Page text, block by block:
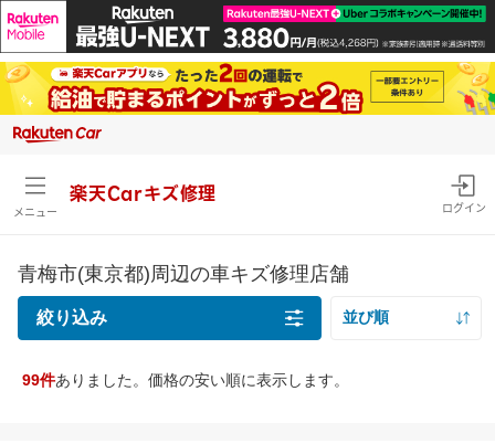
メニュー
楽天Carキズ修理
ログイン
青梅市(東京都)周辺の車キズ修理店舗
絞り込み 並び順
キズの種類
99件ありました。価格の安い順に表示します。